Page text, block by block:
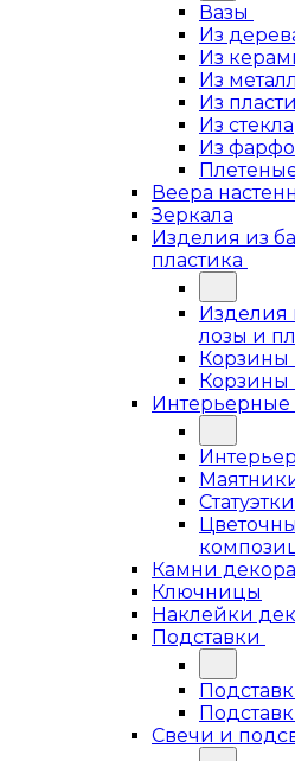
Вазы
Из
Из
Из
Из
Из стекла
Из
Веера
Зеркала
Изделия из
пластика
Изделия
лозы и
Корзины
Корзины
Интерьерные
Камни
Ключницы
Наклейки
Подставки
Свечи и